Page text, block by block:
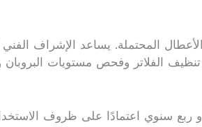
المحتملة. يساعد الإشراف
الفلاتر وفحص مستويات البروبان
ربع سنوي اعتمادًا على ظروف